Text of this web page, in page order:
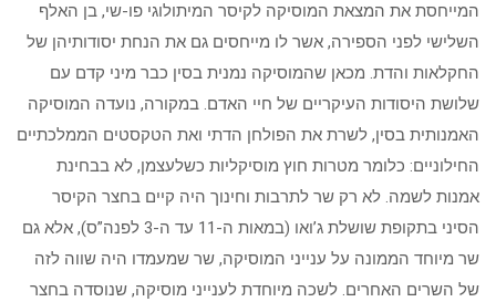
המייחסת את המצאת המוסיקה לקיסר המיתולוגי פו-שי, בן האלף
השלישי לפני הספירה, אשר לו מייחסים גם את הנחת יסודותיהן של
החקלאות והדת. מכאן שהמוסיקה נמנית בסין כבר מיני קדם עם
שלושת היסודות העיקריים של חיי האדם. במקורה, נועדה המוסיקה
האמנותית בסין, לשרת את הפולחן הדתי ואת הטקסטים הממלכתיים
החילוניים: כלומר מטרות חוץ מוסיקליות כשלעצמן, לא בבחינת
אמנות לשמה. לא רק שר לתרבות וחינוך היה קיים בחצר הקיסר
הסיני בתקופת שושלת ג’ואו (במאות ה-11 עד ה-3 לפנה”ס), אלא גם
שר מיוחד הממונה על ענייני המוסיקה, שר שמעמדו היה שווה לזה
של השרים האחרים. לשכה מיוחדת לענייני מוסיקה, שנוסדה בחצר